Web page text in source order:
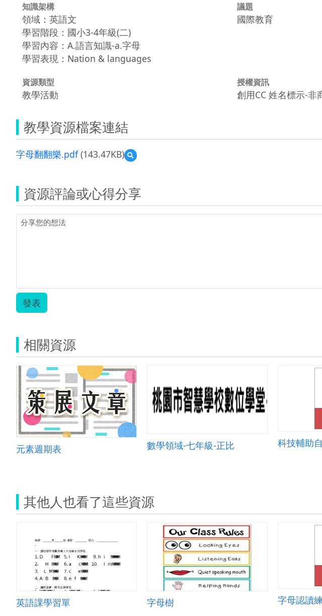
知識架構
領域：英語文
學習階段：國小3-4年級(二)
學習內容：A.語言知識-a.字母
學習表現：Nation & languages
議題
國際教育
資源類型
教學活動
授權資訊
創用CC 姓名標示-
教學資源檔案連結
字母翻翻樂.pdf(143.47KB)
預
覽
翻
翻
樂.pdf
資源評論或心得分享
發表
相關資源
元素週期表 數學領域-七年級-正比
其他人也看了這些資源
英語課學習單 字母樹 字母認讀